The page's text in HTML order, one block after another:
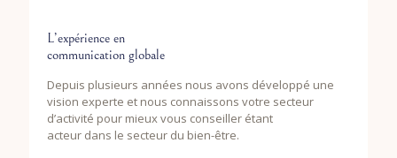
L’expérience en
communication globale
Depuis plusieurs années nous avons développé une
vision experte et nous connaissons votre secteur
d’activité pour mieux vous conseiller étant
acteur dans le secteur du bien-être.